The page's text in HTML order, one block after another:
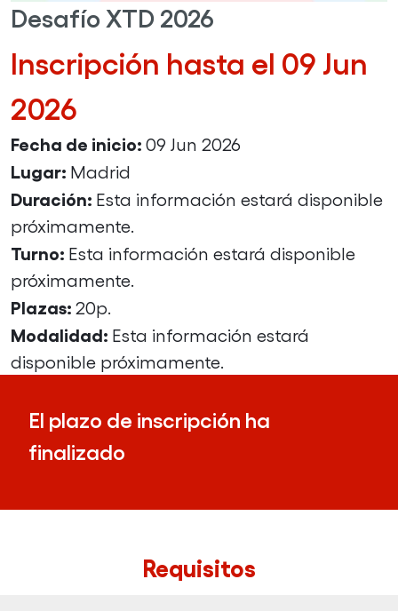
Desafío XTD 2026
Inscripción hasta el 09 Jun
2026
Fecha de inicio: 09 Jun 2026
Lugar: Madrid
Duración: Esta información estará disponible
próximamente.
Turno: Esta información estará disponible
próximamente.
Plazas: 20p.
Modalidad: Esta información estará
disponible próximamente.
El plazo de inscripción ha
finalizado
Requisitos